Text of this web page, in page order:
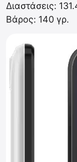
Διαστάσεις:
Βάρος: 140 γρ.